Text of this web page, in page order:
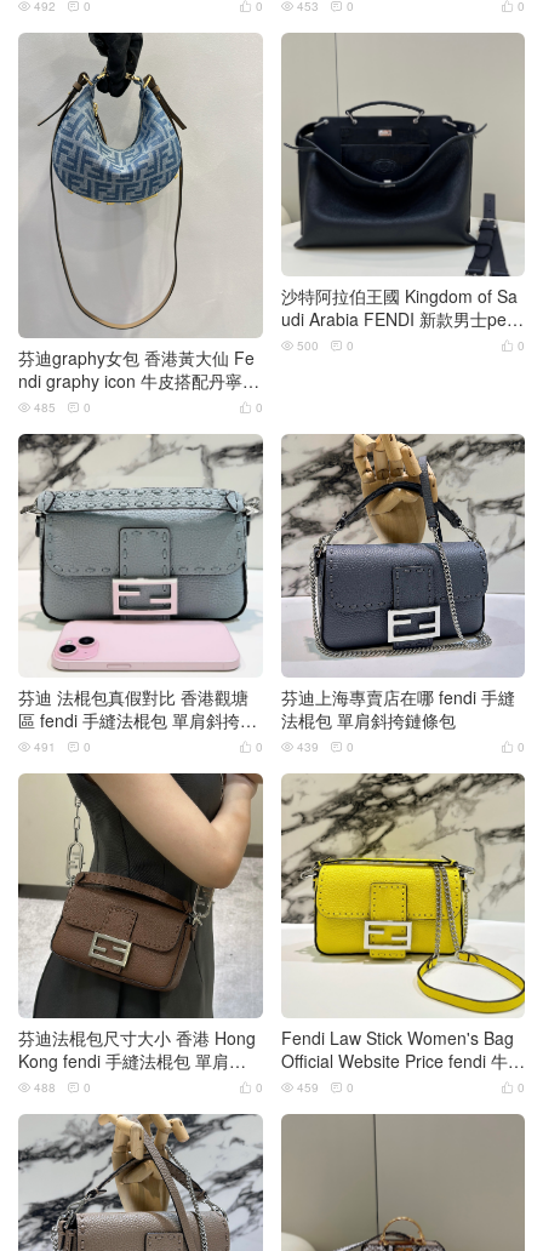
 0
 492  0  0
 453  0
芬迪graphy女包 香港黃大仙 Fe
ndi graphy icon 牛皮搭配丹寧牛
仔老花色
 0
 485  0
沙特阿拉伯王國 Kingdom of Sa
udi Arabia FENDI 新款男士peek
aboo手袋
 0
 500  0
芬迪 法棍包真假對比 香港觀塘
區 fendi 手縫法棍包 單肩斜挎鏈
條包
 0
 491  0
芬迪上海專賣店在哪 fendi 手縫
法棍包 單肩斜挎鏈條包
 0
 439  0
芬迪法棍包尺寸大小 香港 Hong
Kong fendi 手縫法棍包 單肩斜
挎鏈條包
 0
 488  0
Fendi Law Stick Women's Bag
Official Website Price fendi 牛皮
手縫法棍
 0
 459  0